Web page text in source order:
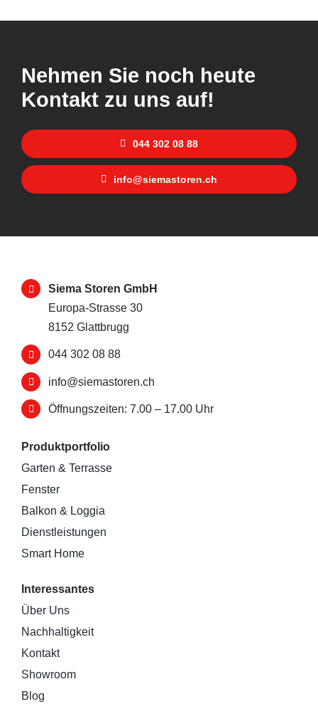
Nehmen Sie noch heute
Kontakt zu uns auf!
044 302 08 88
info@siemastoren.ch
Siema Storen GmbH
Europa-Strasse 30
8152 Glattbrugg
044 302 08 88
info@siemastoren.ch
Öffnungszeiten: 7.00 – 17.00 Uhr
Produktportfolio
Garten & Terrasse
Fenster
Balkon & Loggia
Dienstleistungen
Smart Home
Interessantes
Über Uns
Nachhaltigkeit
Kontakt
Showroom
Blog